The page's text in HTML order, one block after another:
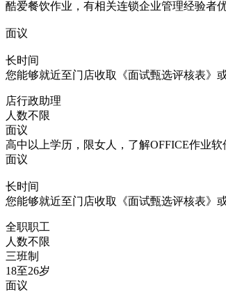
酷爱餐饮作业，有相关连锁企业管理经验者优
面议
长时间
您能够就近至门店收取《面试甄选评核表》或
店行政助理
人数不限
面议
高中以上学历，限女人，了解OFFICE作业
面议
长时间
您能够就近至门店收取《面试甄选评核表》或
全职职工
人数不限
三班制
18至26岁
面议